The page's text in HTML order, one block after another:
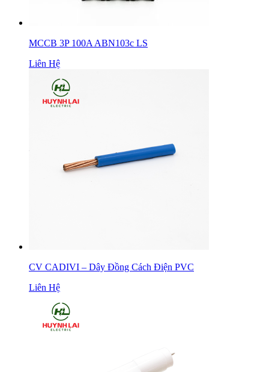
MCCB 3P 100A ABN103c LS
Liên Hệ
CV CADIVI – Dây Đồng Cách Điện PVC
Liên Hệ